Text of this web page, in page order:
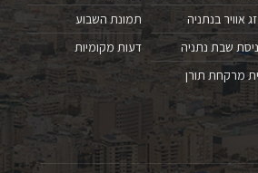
אוויר בנתניה
שבת נתניה
מרקחת תורן
תמונת השבוע
דעות מקומיות